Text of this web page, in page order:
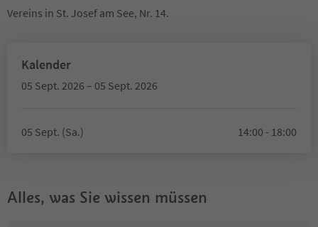
Vereins in St. Josef am See, Nr. 14.
Kalender
05 Sept. 2026 – 05 Sept. 2026
05 Sept. (Sa.) 14:00 - 18:00
Alles, was Sie wissen müssen